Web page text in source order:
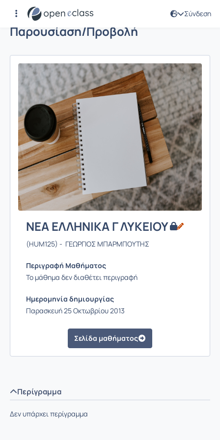
Σύνδεση
Παρουσίαση/Προβολή
ΝΕΑ ΕΛΛΗΝΙΚΑ Γ ΛΥΚΕΙΟΥ
(HUM125) - ΓΕΩΡΓΙΟΣ ΜΠΑΡΜΠΟΥΤΗΣ
Περιγραφή Μαθήματος
Το μάθημα δεν διαθέτει περιγραφή
Ημερομηνία δημιουργίας
Παρασκευή 25 Οκτωβρίου 2013
Σελίδα μαθήματος
Περίγραμμα
Δεν υπάρχει περίγραμμα